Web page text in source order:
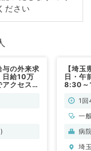
ださい
与の外来求
日給10万
クセス至
【埼
日・午
8:30～
診の
1
一
病
埼